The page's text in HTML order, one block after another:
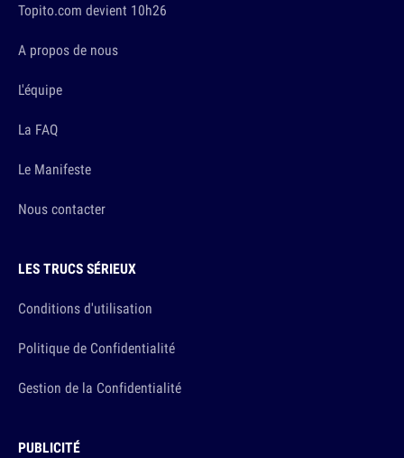
Topito.com devient 10h26
A propos de nous
L'équipe
La FAQ
Le Manifeste
Nous contacter
LES TRUCS SÉRIEUX
Conditions d'utilisation
Politique de Confidentialité
Gestion de la Confidentialité
PUBLICITÉ